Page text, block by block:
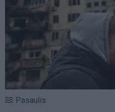
Pasaulis